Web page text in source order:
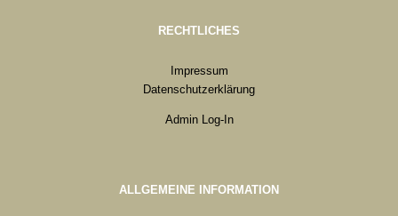
RECHTLICHES
Impressum
Datenschutzerklärung
Admin Log-In
ALLGEMEINE INFORMATION